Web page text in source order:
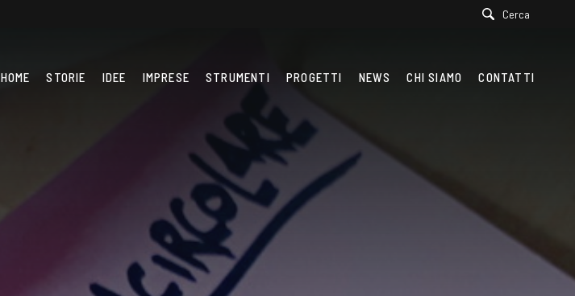
Cerca
HOME STORIE IDEE IMPRESE STRUMENTI PROGETTI NEWS CHI SIAMO CONTATTI